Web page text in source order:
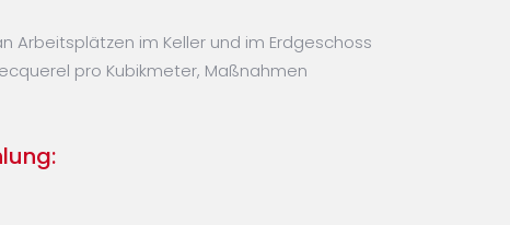
Arbeitsplätzen im Keller und im Erdgeschoss
pro Kubikmeter, Maßnahmen